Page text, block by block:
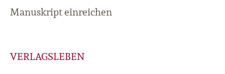
Manuskript einreichen
VERLAGSLEBEN